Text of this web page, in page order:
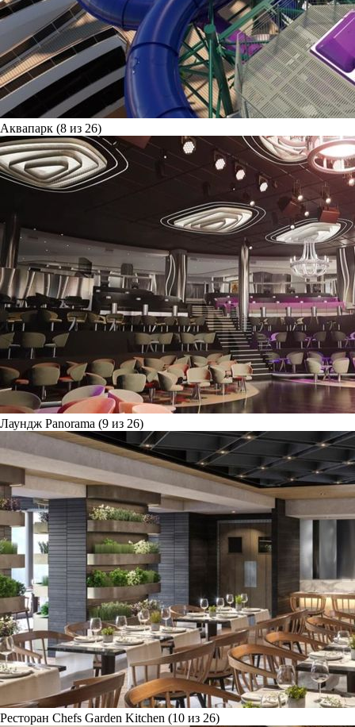
Аквапарк (8 из 26)
Лаундж Panorama (9 из 26)
Ресторан Chefs Garden Kitchen (10 из 26)